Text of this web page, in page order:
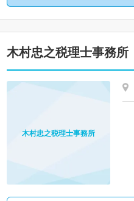
木村忠之税理士事務所
木村忠之税理士事務所